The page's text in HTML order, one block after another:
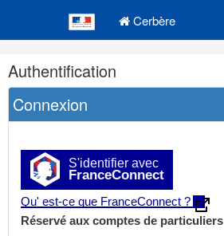
Cerbère
Navigation
et
outils
annexes
Authentification
Connexion
S'identifier avec
FranceConnect
Qu' est-ce que FranceConnect ?
Réservé aux comptes de particuliers